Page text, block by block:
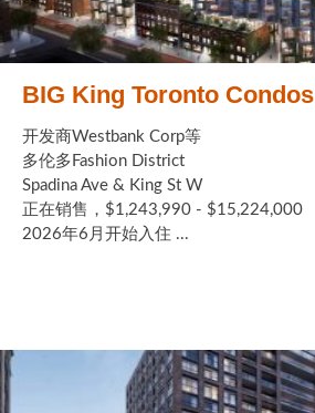
BIG King Toronto Condos
开发商Westbank Corp等
多伦多Fashion District
Spadina Ave & King St W
正在销售，$1,243,990 - $15,224,000
2026年6月开始入住 ...